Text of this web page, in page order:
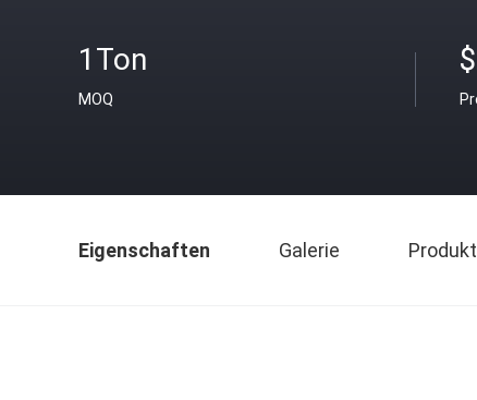
1Ton
MOQ
Eigenschaften Galerie